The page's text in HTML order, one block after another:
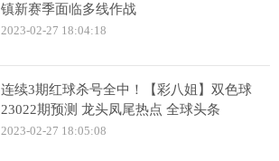
镇新赛季面临多线作战
2023-02-27 18:04:18
连续3期红球杀号全中！【彩八姐】双色球
23022期预测 龙头凤尾热点 全球头条
2023-02-27 18:05:08